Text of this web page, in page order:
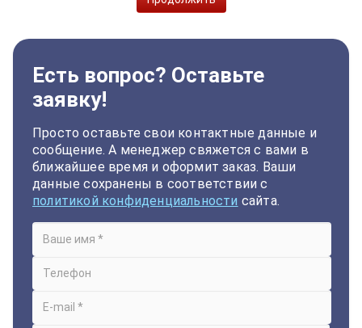
Есть вопрос? Оставьте
заявку!
Просто оставьте свои контактные данные и
сообщение. А менеджер свяжется с вами в
ближайшее время и оформит заказ. Ваши
данные сохранены в соответствии с
политикой конфиденциальности сайта.